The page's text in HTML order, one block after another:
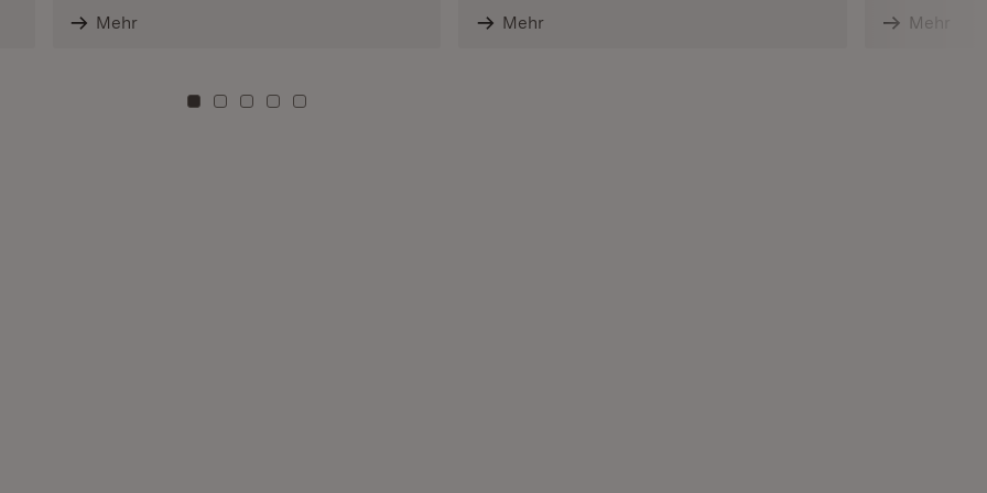
Mehr Mehr Mehr
Zu Kachel: 0
Zu Kachel: 3
Zu Kachel: 6
Zu Kachel: 9
Zu Kachel: 12